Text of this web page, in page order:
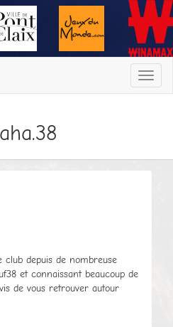
club depuis de nombreuse
et connaissant beaucoup de
de vous retrouver autour